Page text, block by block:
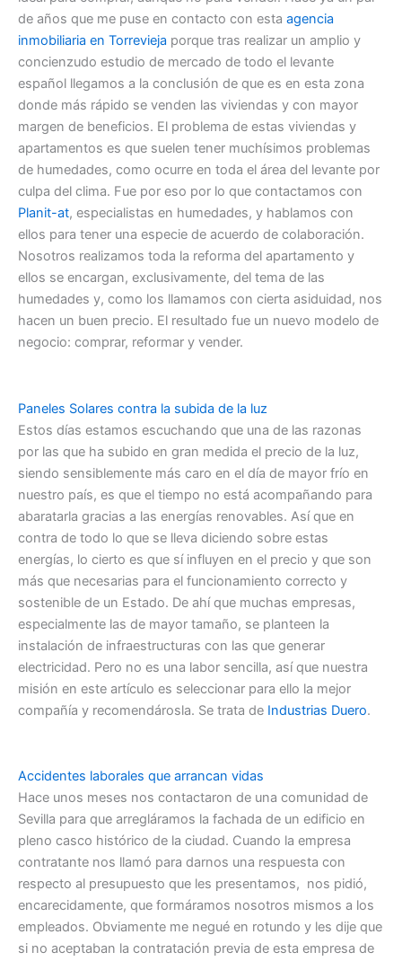
de años que me puse en contacto con esta agencia
inmobiliaria en Torrevieja porque tras realizar un amplio y
concienzudo estudio de mercado de todo el levante
español llegamos a la conclusión de que es en esta zona
donde más rápido se venden las viviendas y con mayor
margen de beneficios. El problema de estas viviendas y
apartamentos es que suelen tener muchísimos problemas
de humedades, como ocurre en toda el área del levante por
culpa del clima. Fue por eso por lo que contactamos con
Planit-at, especialistas en humedades, y hablamos con
ellos para tener una especie de acuerdo de colaboración.
Nosotros realizamos toda la reforma del apartamento y
ellos se encargan, exclusivamente, del tema de las
humedades y, como los llamamos con cierta asiduidad, nos
hacen un buen precio. El resultado fue un nuevo modelo de
negocio: comprar, reformar y vender.
Paneles Solares contra la subida de la luz
Estos días estamos escuchando que una de las razonas
por las que ha subido en gran medida el precio de la luz,
siendo sensiblemente más caro en el día de mayor frío en
nuestro país, es que el tiempo no está acompañando para
abaratarla gracias a las energías renovables. Así que en
contra de todo lo que se lleva diciendo sobre estas
energías, lo cierto es que sí influyen en el precio y que son
más que necesarias para el funcionamiento correcto y
sostenible de un Estado. De ahí que muchas empresas,
especialmente las de mayor tamaño, se planteen la
instalación de infraestructuras con las que generar
electricidad. Pero no es una labor sencilla, así que nuestra
misión en este artículo es seleccionar para ello la mejor
compañía y recomendárosla. Se trata de Industrias Duero.
Accidentes laborales que arrancan vidas
Hace unos meses nos contactaron de una comunidad de
Sevilla para que arregláramos la fachada de un edificio en
pleno casco histórico de la ciudad. Cuando la empresa
contratante nos llamó para darnos una respuesta con
respecto al presupuesto que les presentamos, nos pidió,
encarecidamente, que formáramos nosotros mismos a los
empleados. Obviamente me negué en rotundo y les dije que
si no aceptaban la contratación previa de esta empresa de